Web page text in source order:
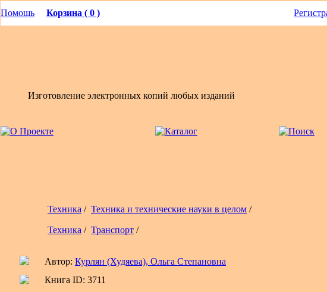
Помощь Корзина ( 0 )
Изготовление электронных копий любых изданий
Техника / Техника и технические науки в целом /
Техника / Транспорт /
Автор: Курлян (Худяева), Ольга Степановна
Книга ID: 3711